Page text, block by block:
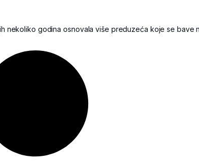
nekoliko godina osnovala više preduzeća koje se bave